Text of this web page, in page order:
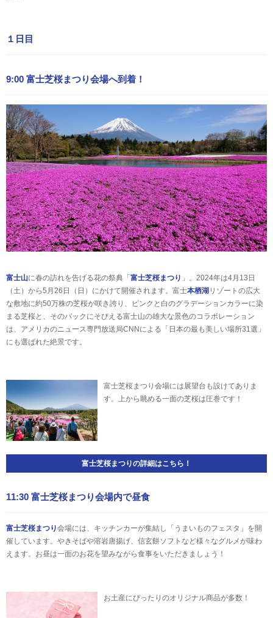
１日目
9:00 富士芝桜まつり会場へ到着！
富士山に春の訪れを告げる花の祭典「富士芝桜まつり 」。2024年は4月13日
（土）から5月26日（日）にかけて開催されます。富士本栖湖 リゾートの広大
な敷地に約50万株の芝桜が咲き誇り、ピンクと白のグラデーションカラーに染
まる芝桜と、そのバックにそびえる富士山の雄大な景色のコラボレーション
は、アメリカのニュース専門放送局CNNによる「日本の最も美しい場所31選」
にも選ばれた絶景です。
富士芝桜まつり会場には展望台も設けてありま
す。上から眺める一面の芝桜は圧巻です！
富士芝桜まつりの詳細はこちら！
11:30 富士芝桜まつり会場内で昼食
富士芝桜まつり会場には、キッチンカーが集結し「うまいものフェスタ」を開
催しています。やきそばや溶岩唐揚げ、信玄餅ソフトなど様々なグルメが味わ
えます。お昼は一面のお花を望みながら食事をいただきましょう！
お土産にぴったりのオリジナル商品が多数！